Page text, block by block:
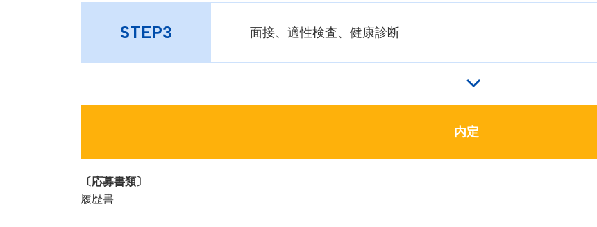
STEP3 面接、適性検査、健康診断
内定
〔応募書類〕
履歴書